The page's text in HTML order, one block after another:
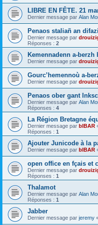
LIBRE EN FÊTE. 21
Dernier message par Alan
Penaos staliañ an
Dernier message par
Réponses : 2
Kemennadenn a-berzh
Dernier message par
Gourc’hemennoù a-
Dernier message par
Penaos ober gant
Dernier message par Alan
Réponses : 4
La Région Bretagne
Dernier message par bIBAR
Réponses : 1
Ajouter Junicode à la
Dernier message par bIBAR
open office en fçais et
Dernier message par
Réponses : 1
Thalamot
Dernier message par Alan
Réponses : 1
Jabber
Dernier message par jeremy